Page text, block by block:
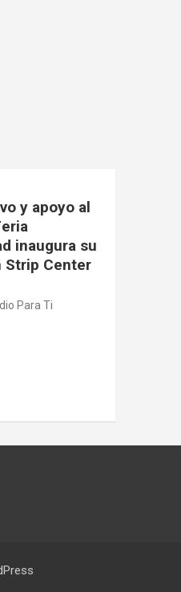
y apoyo al
inaugura su
Strip Center
Para Ti